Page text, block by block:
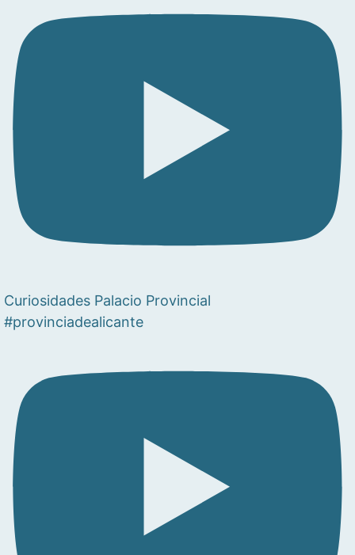
Curiosidades Palacio Provincial
#provinciadealicante